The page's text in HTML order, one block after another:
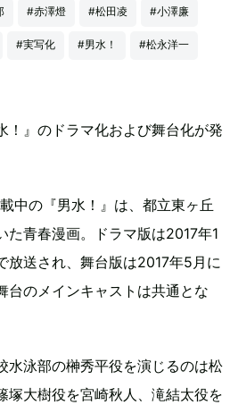
#赤澤燈 #松田凌 #小澤廉
#実写化 #男水！ #松永洋一
！』のドラマ化および舞台化が発
中の『男水！』は、都立東ヶ丘
た青春漫画。ドラマ版は2017年1
放送され、舞台版は2017年5月に
台のメインキャストは共通とな
水泳部の榊秀平役を演じるのは松
塚大樹役を宮崎秋人、滝結太役を